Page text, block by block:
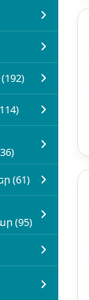
(61)
(95)